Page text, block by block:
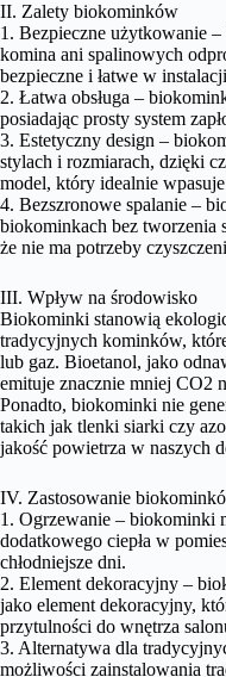
II. Zalety biokominków
1. Bezpieczne użytkowanie
komina ani spalinowych
bezpieczne i łatwe w
2. Łatwa obsługa –
posiadając prosty system
3. Estetyczny design –
stylach i rozmiarach, dzięki
model, który idealnie
4. Bezszronowe spalanie –
biokominkach bez tworzenia
że nie ma potrzeby
III. Wpływ na środowisko
Biokominki stanowią
tradycyjnych kominków,
lub gaz. Bioetanol, jako
emituje znacznie mniej CO2
Ponadto, biokominki nie
takich jak tlenki siarki czy
jakość powietrza w naszych
IV. Zastosowanie
1. Ogrzewanie – biokominki
dodatkowego ciepła w
chłodniejsze dni.
2. Element dekoracyjny –
jako element dekoracyjny,
przytulności do wnętrza
3. Alternatywa dla
możliwości zainstalowania